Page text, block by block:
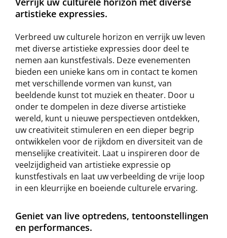
artistieke expressies.
Verbreed uw culturele horizon en verrijk uw leven
met diverse artistieke expressies door deel te
nemen aan kunstfestivals. Deze evenementen
bieden een unieke kans om in contact te komen
met verschillende vormen van kunst, van
beeldende kunst tot muziek en theater. Door u
onder te dompelen in deze diverse artistieke
wereld, kunt u nieuwe perspectieven ontdekken,
uw creativiteit stimuleren en een dieper begrip
ontwikkelen voor de rijkdom en diversiteit van de
menselijke creativiteit. Laat u inspireren door de
veelzijdigheid van artistieke expressie op
kunstfestivals en laat uw verbeelding de vrije loop
in een kleurrijke en boeiende culturele ervaring.
Geniet van live optredens, tentoonstellingen
en performances.